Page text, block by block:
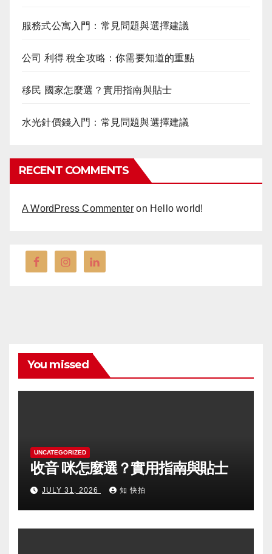
服務式公寓入門：常見問題與選擇建議
公司 利得 稅全攻略：你需要知道的重點
移民 國家怎麼選？實用指南與貼士
水光針價錢入門：常見問題與選擇建議
RECENT COMMENTS
A WordPress Commenter on Hello world!
You missed
UNCATEGORIZED
收音 咪怎麼選？實用指南與貼士
JULY 31, 2026 知 快拍